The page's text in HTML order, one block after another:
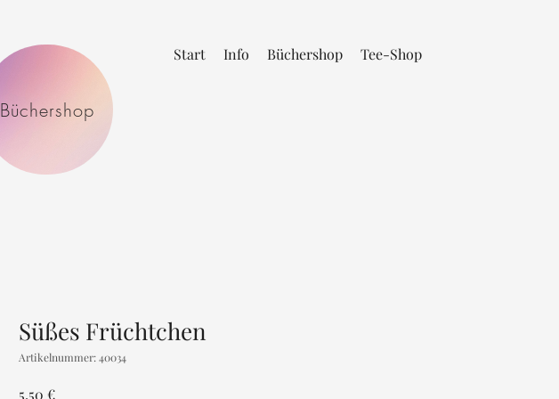
Büchershop
Start Info Büchershop Tee-Shop
Süßes Früchtchen
Artikelnummer: 40034
5,50 €Preis